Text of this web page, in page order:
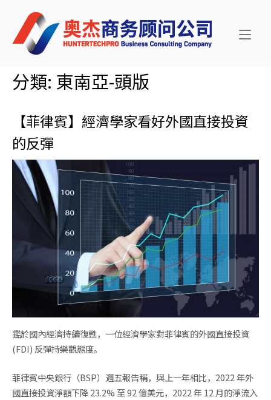
content
Home
分類: 東南亞-頭版
【菲律賓】經濟學家看好外國直接投資
的反彈
鑑於國內經濟持續復甦，一位經濟學家對菲律賓的外國直接投資
(FDI) 反彈持樂觀態度。
菲律賓中央銀行（BSP）週五報告稱，與上一年相比，2022 年外
國直接投資淨額下降 23.2% 至 92 億美元，2022 年 12 月的淨流入